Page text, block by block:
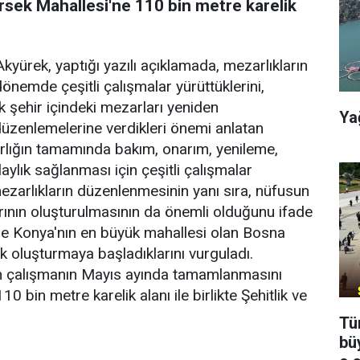
Mahallesi'ne 110 bin metre karelik
yaptığı yazılı açıklamada, mezarlıkların
çeşitli çalışmalar yürüttüklerini,
içindeki mezarları yeniden
verdikleri önemi anlatan
tamamında bakım, onarım, yenileme,
sağlanması için çeşitli çalışmalar
düzenlenmesinin yanı sıra, nüfusun
oluşturulmasının da önemli olduğunu ifade
Konya'nın en büyük mahallesi olan Bosna
başladıklarını vurguladı.
Mayıs ayında tamamlanmasını
bin metre karelik alanı ile birlikte Şehitlik ve